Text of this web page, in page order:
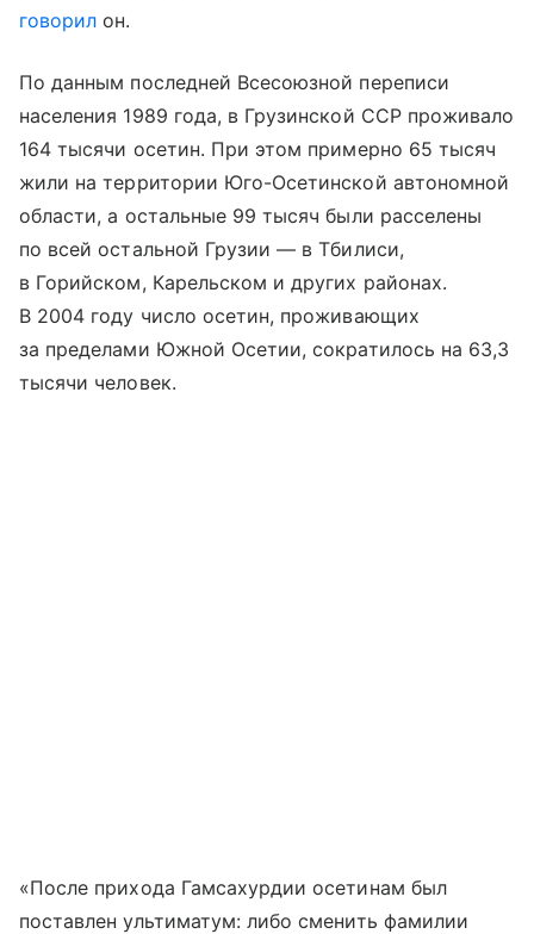
говорил он.
По данным последней Всесоюзной переписи
населения 1989 года, в Грузинской ССР проживало
164 тысячи осетин. При этом примерно 65 тысяч
жили на территории Юго-Осетинской автономной
области, а остальные 99 тысяч были расселены
по всей остальной Грузии — в Тбилиси,
в Горийском, Карельском и других районах.
В 2004 году число осетин, проживающих
за пределами Южной Осетии, сократилось на 63,3
тысячи человек.
«После прихода Гамсахурдии осетинам был
поставлен ультиматум: либо сменить фамилии